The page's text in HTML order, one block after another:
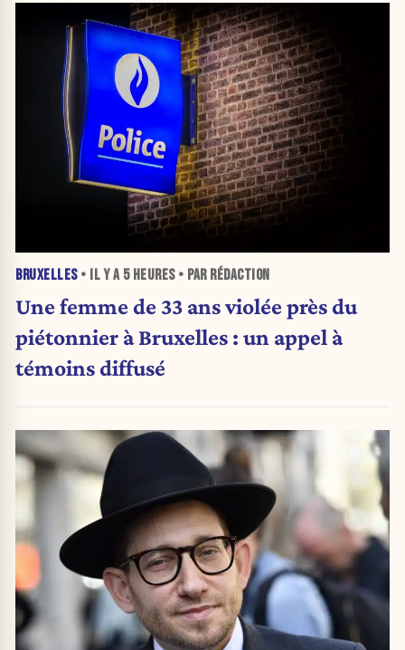
BRUXELLES• IL Y A 5 HEURES• PAR RÉDACTION
Une femme de 33 ans violée près du
piétonnier à Bruxelles : un appel à
témoins diffusé